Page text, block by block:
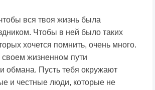
вся твоя жизнь была
Чтобы в ней было таких
хочется помнить, очень много.
своем жизненном пути
обмана. Пусть тебя окружают
и честные люди, которые не